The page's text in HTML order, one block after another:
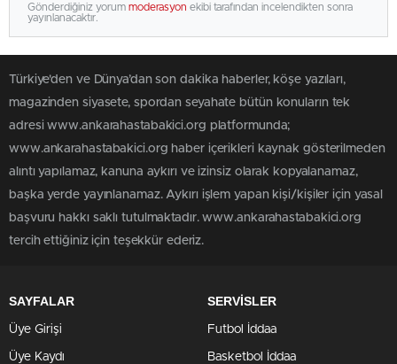
Gönderdiğiniz yorum moderasyon ekibi tarafından incelendikten sonra
yayınlanacaktır.
Türkiye'den ve Dünya’dan son dakika haberler, köşe yazıları,
magazinden siyasete, spordan seyahate bütün konuların tek
adresi www.ankarahastabakici.org platformunda;
www.ankarahastabakici.org haber içerikleri kaynak gösterilmeden
alıntı yapılamaz, kanuna aykırı ve izinsiz olarak kopyalanamaz,
başka yerde yayınlanamaz. Aykırı işlem yapan kişi/kişiler için yasal
başvuru hakkı saklı tutulmaktadır. www.ankarahastabakici.org
tercih ettiğiniz için teşekkür ederiz.
SAYFALAR
Üye Girişi
Üye Kaydı
SERVİSLER
Futbol İddaa
Basketbol İddaa